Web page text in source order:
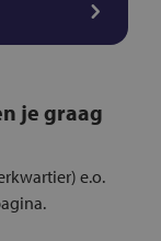
je graag
e.o.